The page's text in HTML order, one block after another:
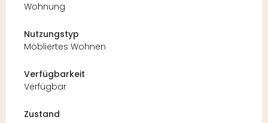
Wohnung
Nutzungstyp
Möbliertes Wohnen
Verfügbarkeit
Verfügbar
Zustand